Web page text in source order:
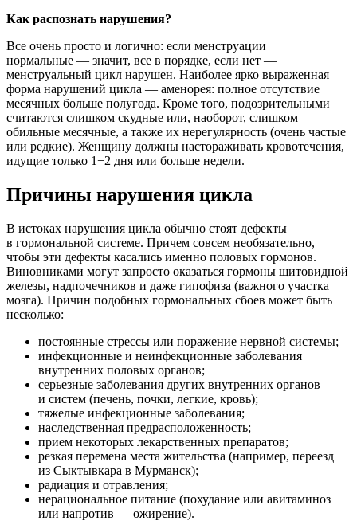
Как распознать нарушения?
Все очень просто и логично: если менструации
нормальные — значит, все в порядке, если нет —
менструальный цикл нарушен. Наиболее ярко выраженная
форма нарушений цикла — аменорея: полное отсутствие
месячных больше полугода. Кроме того, подозрительными
считаются слишком скудные или, наоборот, слишком
обильные месячные, а также их нерегулярность (очень частые
или редкие). Женщину должны настораживать кровотечения,
идущие только 1−2 дня или больше недели.
Причины нарушения цикла
В истоках нарушения цикла обычно стоят дефекты
в гормональной системе. Причем совсем необязательно,
чтобы эти дефекты касались именно половых гормонов.
Виновниками могут запросто оказаться гормоны щитовидной
железы, надпочечников и даже гипофиза (важного участка
мозга). Причин подобных гормональных сбоев может быть
несколько:
постоянные стрессы или поражение нервной системы;
инфекционные и неинфекционные заболевания
внутренних половых органов;
серьезные заболевания других внутренних органов
и систем (печень, почки, легкие, кровь);
тяжелые инфекционные заболевания;
наследственная предрасположенность;
прием некоторых лекарственных препаратов;
резкая перемена места жительства (например, переезд
из Сыктывкара в Мурманск);
радиация и отравления;
нерациональное питание (похудание или авитаминоз
или напротив — ожирение).